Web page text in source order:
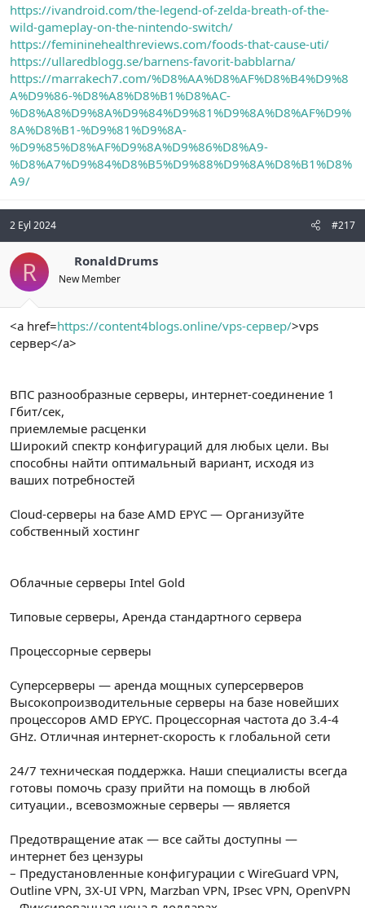
https://ivandroid.com/the-legend-of-zelda-breath-of-the-
wild-gameplay-on-the-nintendo-switch/
https://femininehealthreviews.com/foods-that-cause-uti/
https://ullaredblogg.se/barnens-favorit-babblarna/
https://marrakech7.com/%D8%AA%D8%AF%D8%B4%D9%8
A%D9%86-%D8%A8%D8%B1%D8%AC-
%D8%A8%D9%8A%D9%84%D9%81%D9%8A%D8%AF%D9%
8A%D8%B1-%D9%81%D9%8A-
%D9%85%D8%AF%D9%8A%D9%86%D8%A9-
%D8%A7%D9%84%D8%B5%D9%88%D9%8A%D8%B1%D8%
A9/
2 Eyl 2024 #217
R RonaldDrums
New Member
<a href=https://content4blogs.online/vps-сервер/>vps
сервер</a>
ВПС разнообразные серверы, интернет-соединение 1
Гбит/сек,
приемлемые расценки
Широкий спектр конфигураций для любых цели. Вы
способны найти оптимальный вариант, исходя из
ваших потребностей
Cloud-серверы на базе AMD EPYC — Организуйте
собственный хостинг
Облачные серверы Intel Gold
Типовые серверы, Аренда стандартного сервера
Процессорные серверы
Суперсерверы — аренда мощных суперсерверов
Высокопроизводительные серверы на базе новейших
процессоров AMD EPYC. Процессорная частота до 3.4-4
GHz. Отличная интернет-скорость к глобальной сети
24/7 техническая поддержка. Наши специалисты всегда
готовы помочь сразу прийти на помощь в любой
ситуации., всевозможные серверы — является
Предотвращение атак — все сайты доступны —
интернет без цензуры
– Предустановленные конфигурации с WireGuard VPN,
Outline VPN, 3X-UI VPN, Marzban VPN, IPsec VPN, OpenVPN